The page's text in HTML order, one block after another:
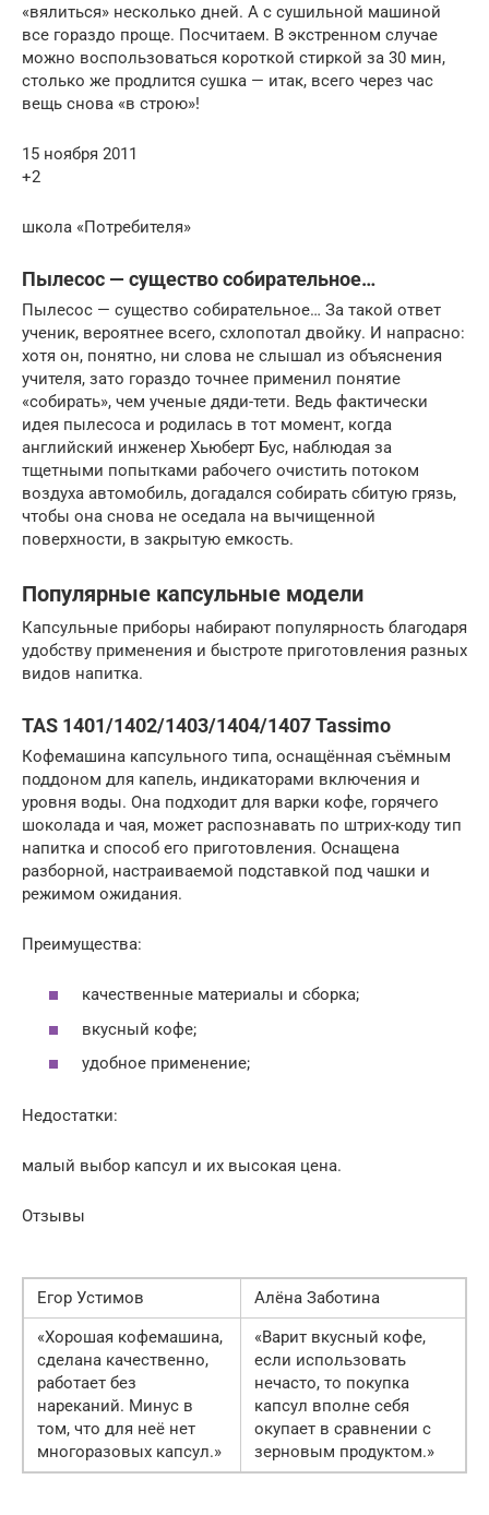
«вялиться» несколько дней. А с сушильной машиной
все гораздо проще. Посчитаем. В экстренном случае
можно воспользоваться короткой стиркой за 30 мин,
столько же продлится сушка — итак, всего через час
вещь снова «в строю»!
15 ноября 2011
+2
школа «Потребителя»
Пылесос — существо собирательное…
Пылесос — существо собирательное… За такой ответ
ученик, вероятнее всего, схлопотал двойку. И напрасно:
хотя он, понятно, ни слова не слышал из объяснения
учителя, зато гораздо точнее применил понятие
«собирать», чем ученые дяди-тети. Ведь фактически
идея пылесоса и родилась в тот момент, когда
английский инженер Хьюберт Бус, наблюдая за
тщетными попытками рабочего очистить потоком
воздуха автомобиль, догадался собирать сбитую грязь,
чтобы она снова не оседала на вычищенной
поверхности, в закрытую емкость.
Популярные капсульные модели
Капсульные приборы набирают популярность благодаря
удобству применения и быстроте приготовления разных
видов напитка.
TAS 1401/1402/1403/1404/1407 Tassimo
Кофемашина капсульного типа, оснащённая съёмным
поддоном для капель, индикаторами включения и
уровня воды. Она подходит для варки кофе, горячего
шоколада и чая, может распознавать по штрих-коду тип
напитка и способ его приготовления. Оснащена
разборной, настраиваемой подставкой под чашки и
режимом ожидания.
Преимущества:
качественные материалы и сборка;
вкусный кофе;
удобное применение;
Недостатки:
малый выбор капсул и их высокая цена.
Отзывы
Егор Устимов
Алёна Заботина
«Хорошая кофемашина,
сделана качественно,
работает без
нареканий. Минус в
том, что для неё нет
многоразовых капсул.»
«Варит вкусный кофе,
если использовать
нечасто, то покупка
капсул вполне себя
окупает в сравнении с
зерновым продуктом.»